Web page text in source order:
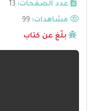
عدد الصفحات: 13
مشاهدات:
بلّغ عن كتاب